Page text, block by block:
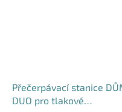
Přečerpávací stanice
DUO pro tlakové